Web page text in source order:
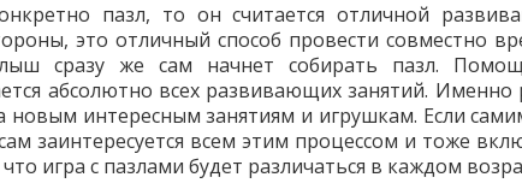
пазл, то он считается отличной
это отличный способ провести совместно
сразу же сам начнет собирать пазл.
абсолютно всех развивающих занятий.
новым интересным занятиям и игрушкам. Если
заинтересуется всем этим процессом и тоже
игра с пазлами будет различаться в каждом